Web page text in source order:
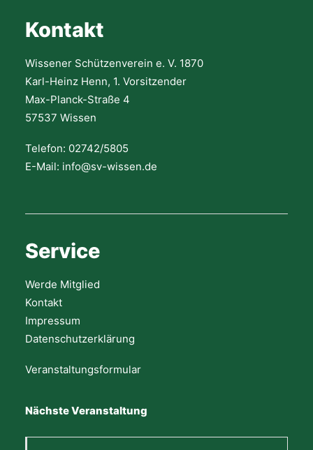
Kontakt
Wissener Schützenverein e. V. 1870
Karl-Heinz Henn, 1. Vorsitzender
Max-Planck-Straße 4
57537 Wissen
Telefon: 02742/5805
E-Mail: info@sv-wissen.de
Service
Werde Mitglied
Kontakt
Impressum
Datenschutzerklärung
Veranstaltungsformular
Nächste Veranstaltung